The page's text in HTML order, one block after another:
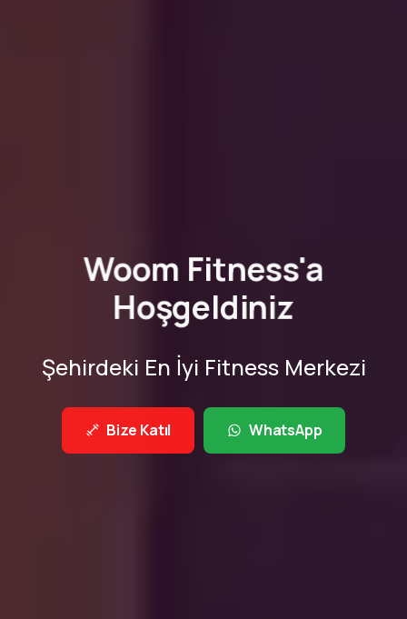
Woom Fitness'a
Hoşgeldiniz
​Şehirdeki En İyi Fitness Merkezi
Bize Katıl WhatsApp